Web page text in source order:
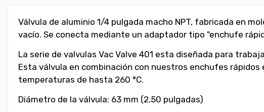
Válvula de aluminio 1/4 pulgada macho NPT, fabricada en
vacío. Se conecta mediante un adaptador tipo "enchufe
La serie de valvulas Vac Valve 401 esta diseñada para
Esta válvula en combinación con nuestros enchufes
temperaturas de hasta 260 °C.
Diámetro de la válvula: 63 mm (2,50 pulgadas)